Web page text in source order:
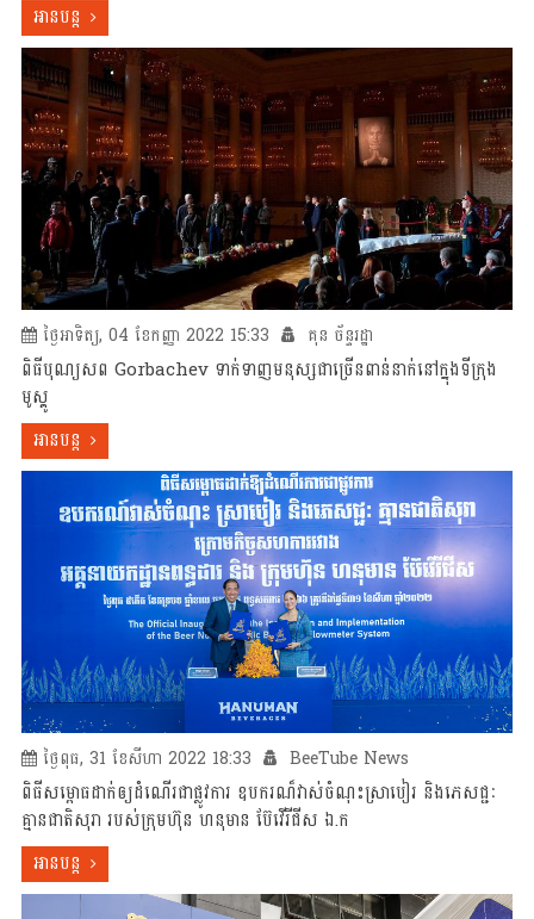
អានបន្ត
ថ្ងៃអាទិត្យ, 04 ខែកញ្ញា 2022 15:33 គុន ច័ន្ទរដ្ឋា
ពិធីបុណ្យសព Gorbachev ទាក់ទាញមនុស្សជាច្រើនពាន់នាក់នៅក្នុងទីក្រុង
មូស្គូ
អានបន្ត
ថ្ងៃពុធ, 31 ខែសីហា 2022 18:33 BeeTube News
ពិធីសម្ពោធដាក់ឲ្យដំណើរជាផ្លូវការ ឧបករណ៏វាស់ចំណុះស្រាបៀរ និងភេសជ្ជៈ
គ្មានជាតិសុរា​ របស់ក្រុមហ៊ុន ​ហនុមាន​ ប៊ែវើរីជីស ​ឯ.ក
អានបន្ត